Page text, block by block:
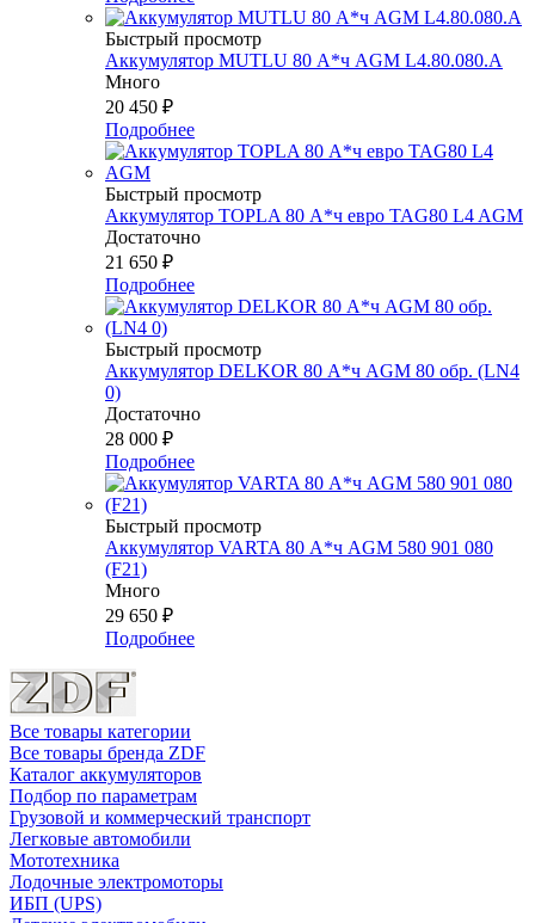
Быстрый просмотр
Аккумулятор MUTLU 80 А*ч AGM L4.80.080.A
Много
20 450 ₽
Подробнее
Быстрый просмотр
Аккумулятор TOPLA 80 А*ч евро TAG80 L4 AGM
Достаточно
21 650 ₽
Подробнее
Быстрый просмотр
Аккумулятор DELKOR 80 А*ч AGM 80 обр. (LN4
0)
Достаточно
28 000 ₽
Подробнее
Быстрый просмотр
Аккумулятор VARTA 80 А*ч AGM 580 901 080
(F21)
Много
29 650 ₽
Подробнее
Все товары категории
Все товары бренда ZDF
Каталог аккумуляторов
Подбор по параметрам
Грузовой и коммерческий транспорт
Легковые автомобили
Мототехника
Лодочные электромоторы
ИБП (UPS)